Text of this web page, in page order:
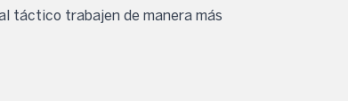
táctico trabajen de manera más